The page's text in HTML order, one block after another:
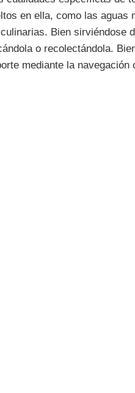
en ella, como las
Bien sirviéndose
o recolectándola.
mediante la